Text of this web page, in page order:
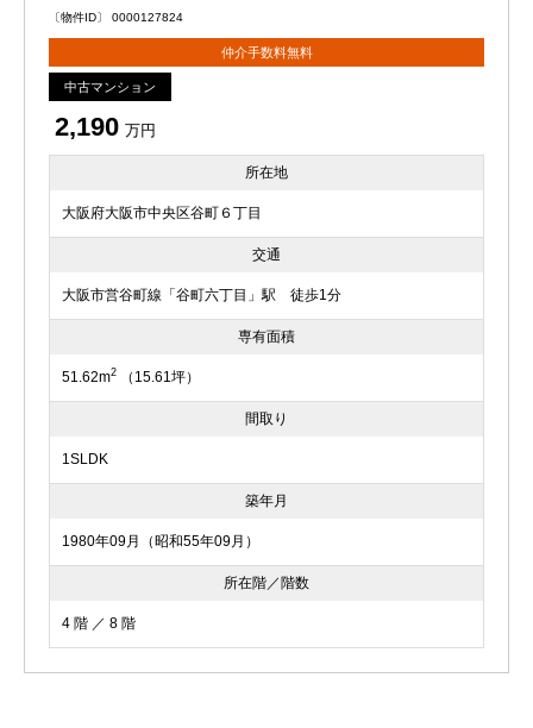
〔物件ID〕 0000127824
仲介手数料無料
中古マンション
2,190 万円
所在地
大阪府大阪市中央区谷町６丁目
交通
大阪市営谷町線「谷町六丁目」駅 徒歩1分
専有面積
51.62m2 （15.61坪）
間取り
1SLDK
築年月
1980年09月（昭和55年09月）
所在階／階数
4 階 ／ 8 階